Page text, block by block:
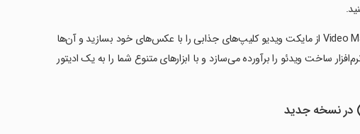
با دانلود و نصب برنامه Video Maker of Photos with Music & Video Editor از مایکت ویدیو کلیپ‌های جذابی را با عکس‌های خود بسازید و آن‌ها
ساخت ویدئو را برآورده می‌سازد و با ابزارهای متنوع شما را به یک ادیتور